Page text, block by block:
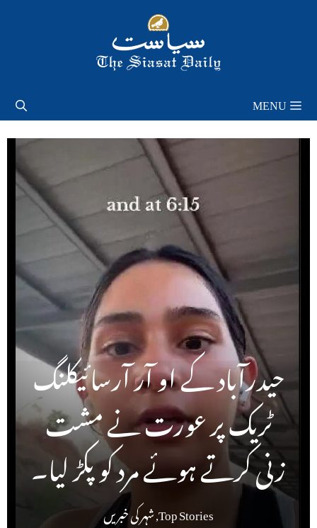
MENU
حیدرآباد کے او آر آرسائیکلنگ
ٹریک پر عورت نے مشت
زنی کرتے ہوئے مرد کو پکڑ لیا۔
Top Stories
,شہر کی خبریں